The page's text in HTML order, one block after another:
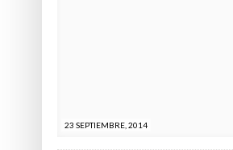
23 SEPTIEMBRE, 2014